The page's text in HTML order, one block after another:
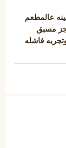
عالمطعم
مسبق
فاشله